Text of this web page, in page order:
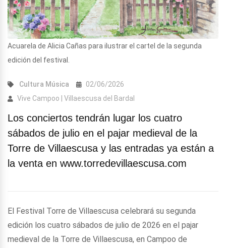
Acuarela de Alicia Cañas para ilustrar el cartel de la segunda
edición del festival.
Cultura Música
02/06/2026
Vive Campoo | Villaescusa del Bardal
Los conciertos tendrán lugar los cuatro
sábados de julio en el pajar medieval de la
Torre de Villaescusa y las entradas ya están a
la venta en www.torredevillaescusa.com
El Festival Torre de Villaescusa celebrará su segunda
edición los cuatro sábados de julio de 2026 en el pajar
medieval de la Torre de Villaescusa, en Campoo de